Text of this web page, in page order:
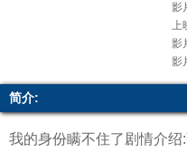
影
上
影
影
简介:
我的身份瞒不住了剧情介绍